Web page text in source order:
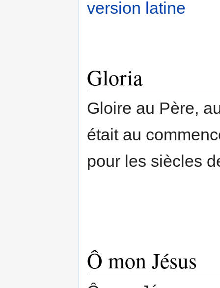
version latine
Gloria
Gloire au Père,
était au
pour les siècles
Ô mon Jésus